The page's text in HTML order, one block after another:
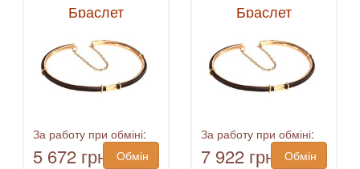
Браслет
За работу при обміні:
5 672 грн
Обмін
Браслет
За работу при обміні:
7 922 грн
Обмін